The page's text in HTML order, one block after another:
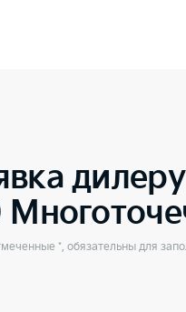
*, обязательны для